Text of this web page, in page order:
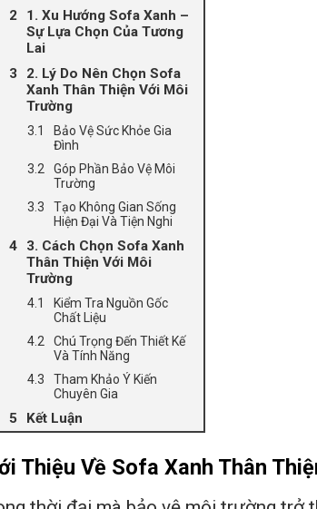
1. Xu Hướng Sofa Xanh –
Sự Lựa Chọn Của Tương
Lai
2. Lý Do Nên Chọn Sofa
Xanh Thân Thiện Với Môi
Trường
Bảo Vệ Sức Khỏe Gia
Đình
Góp Phần Bảo Vệ Môi
Trường
Tạo Không Gian Sống
Hiện Đại Và Tiện Nghi
3. Cách Chọn Sofa Xanh
Thân Thiện Với Môi
Trường
Kiểm Tra Nguồn Gốc
Chất Liệu
Chú Trọng Đến Thiết Kế
Và Tính Năng
Tham Khảo Ý Kiến
Chuyên Gia
Kết Luận
Thiệu Về Sofa Xanh Thân